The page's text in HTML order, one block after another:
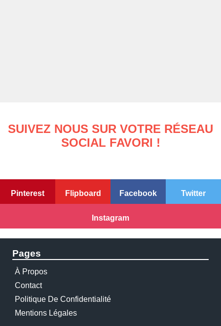
SUIVEZ NOUS SUR VOTRE RÉSEAU
SOCIAL FAVORI !
Pinterest Flipboard Facebook Twitter
Instagram
Pages
À Propos
Contact
Politique De Confidentialité
Mentions Légales